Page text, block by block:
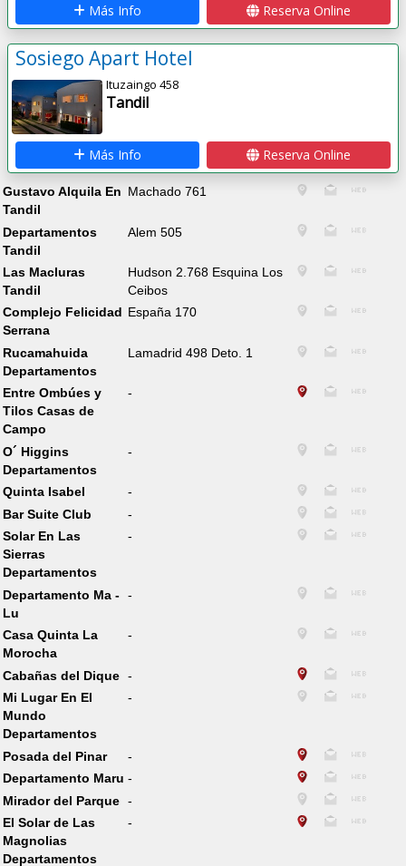
Más Info Reserva Online
Sosiego Apart Hotel
Ituzaingo 458
Tandil
Más Info Reserva Online
Gustavo Alquila En
Tandil
Machado 761
Departamentos
Tandil
Alem 505
Las Macluras
Tandil
Hudson 2.768 Esquina Los
Ceibos
Complejo Felicidad
Serrana
España 170
Rucamahuida
Departamentos
Lamadrid 498 Deto. 1
Entre Ombúes y
Tilos Casas de
Campo
-
O´ Higgins
Departamentos
-
Quinta Isabel
-
Bar Suite Club
-
Solar En Las
Sierras
Departamentos
-
Departamento Ma -
Lu
-
Casa Quinta La
Morocha
-
Cabañas del Dique -
Mi Lugar En El
Mundo
Departamentos
-
Posada del Pinar
-
Departamento Maru -
Mirador del Parque -
El Solar de Las
Magnolias
Departamentos
-